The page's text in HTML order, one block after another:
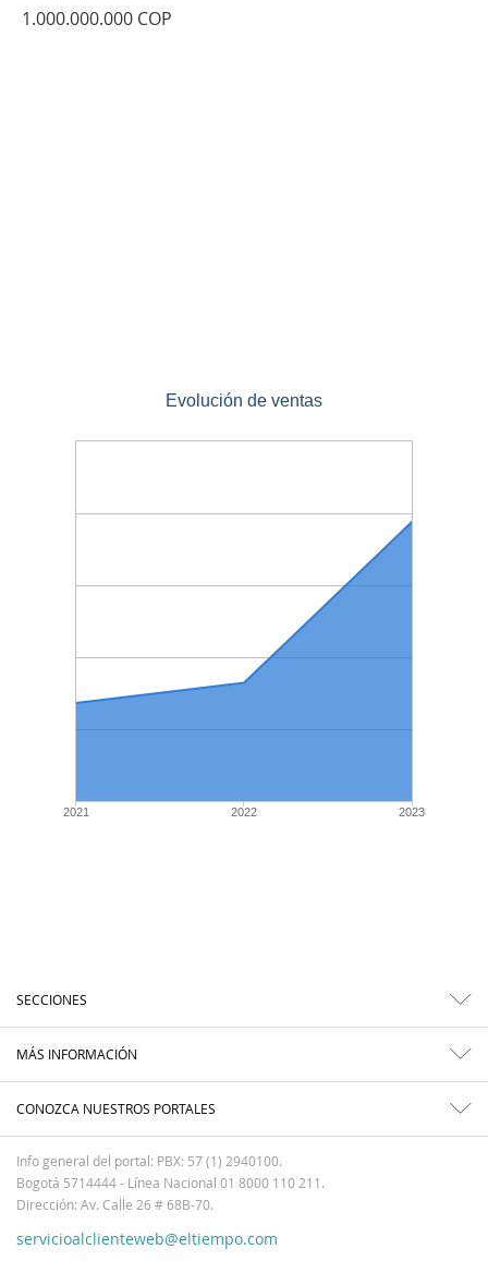
1.000.000.000 COP
Evolución de ventas
2021 2022 2023
SECCIONES
MÁS INFORMACIÓN
CONOZCA NUESTROS PORTALES
Info general del portal: PBX: 57 (1) 2940100.
Bogotá 5714444 - Línea Nacional 01 8000 110 211.
Dirección: Av. Calle 26 # 68B-70.
servicioalclienteweb@eltiempo.com